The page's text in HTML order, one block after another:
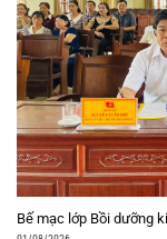
Bế mạc lớp Bồi dưỡng